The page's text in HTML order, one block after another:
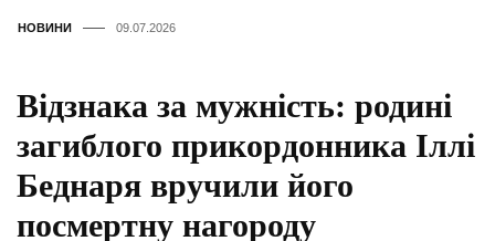
НОВИНИ 09.07.2026
Відзнака за мужність: родині
загиблого прикордонника Іллі
Беднаря вручили його
посмертну нагороду